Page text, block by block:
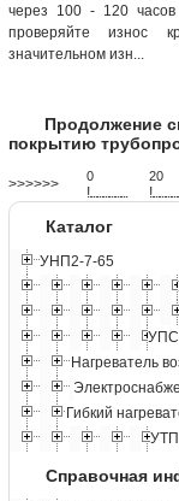
через 100 - 120 часов
проверяйте износ
значительном изн...
Продолжение
покрытию
>>>>>> 0
!...................
20
!..............
Каталог
УНП2-7-65
Нагреватель
Гибкий
Справочная